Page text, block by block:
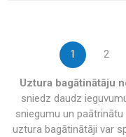
Uztura bagātinātāju
sniedz daudz
sniegumu un
uztura bagātinātāji var
1 2